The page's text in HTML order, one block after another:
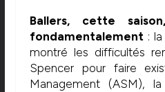
Ballers, cette
fondamentalement: la
montré les difficultés
Spencer pour faire
Management (ASM),